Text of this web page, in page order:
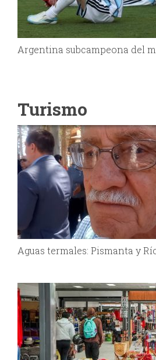
Argentina subcampeona del
Turismo
Aguas termales: Pismanta y